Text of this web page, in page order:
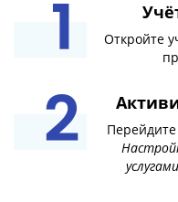
Откройте
услугами